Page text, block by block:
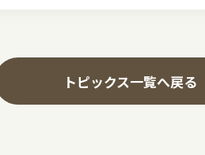
トピックス一覧へ戻る